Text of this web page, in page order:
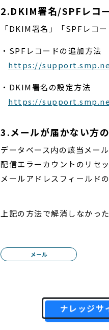
2.DKIM署名/SPFレコ
「DKIM署名」「SPFレコ
・SPFレコードの追加方法
https://
・DKIM署名の設定方法
https://
3.メールが届かない方
データベース内の該当メー
配信エラーカウントのリセ
メールアドレスフィールド
上記の方法で解消しなかっ
メール
ナレッジサ